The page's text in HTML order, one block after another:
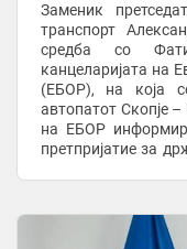
Заменик
транспорт
средба со
канцеларијата на
(ЕБОР), на која
автопатот Скопје
на ЕБОР
претпријатие за